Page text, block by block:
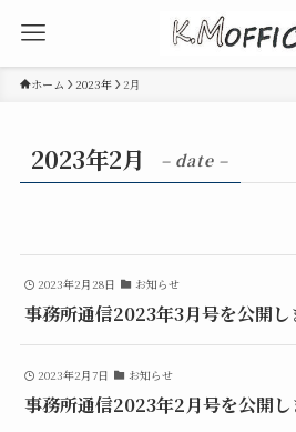
ホーム 2023年 2月
2023年2月 – date –
2023年2月28日 お知らせ
事務所通信2023年3月号を公開し
2023年2月7日 お知らせ
事務所通信2023年2月号を公開し